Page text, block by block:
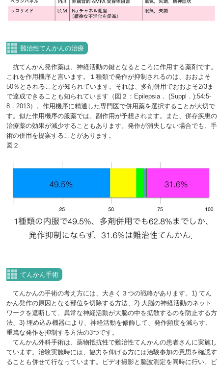
難治性てんかんの治療
抗てんかん発作薬は、神経活動の鍵となるところに作用する薬剤です。
これを作用機序と言います。１種類で発作が抑制されるのは、おおよそ
50％とされることが知られています。それは、多剤併用でおおよそ2/3ま
で達成できることも知られています（図２：Epilepsia． (Suppl．):54:5-
8，2013）。作用機序に精通した専門医で併用薬を選択することが大切で
す。似た作用機序の服薬では、副作用が予想されます。また、併存疾患の
治療薬の効果が減少することもあります。発作が消失しない場合でも、手
術の併用を提案することがあります。
図２
てんかん手術
てんかんの手術の考え方には、大きく３つの戦略があります。1) てん
かん発作の原因となる部位を切除する方法、2) 大脳の神経活動のネット
ワークを遮断して、異常な神経活動が大脳の中を拡散するのを防止する方
法、3) 埋め込み機器により、神経活動を修飾して、発作頻度を減らす、
重篤な発作を抑制する方法の3つです。
てんかん外科手術は、薬物抵抗性で難治性てんかんの患者さんに実施し
ています。治験実施時には、協力を仰げる方には治験参加の意思を確認す
ることも併せて行なっています。ビデオ撮影と脳波測定を同時に行い、ビ